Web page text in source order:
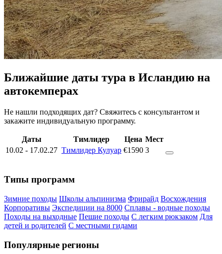
Ближайшие даты тура в Исландию на
автокемперах
Не нашли подходящих дат? Свяжитесь с консультантом и
закажите индивидуальную программу.
Даты Тимлидер Цена Мест
10.02 - 17.02.27 Тимлидер Кулуар €1590 3
Типы программ
Зимние походы Школы альпинизма Фрирайд Восхождения
Корпоративы Экспедиции на 8000 Сплавы - водные походы
Походы на выходные Пешие походы С легким рюкзаком Для
детей и родителей С местными гидами
Популярные регионы